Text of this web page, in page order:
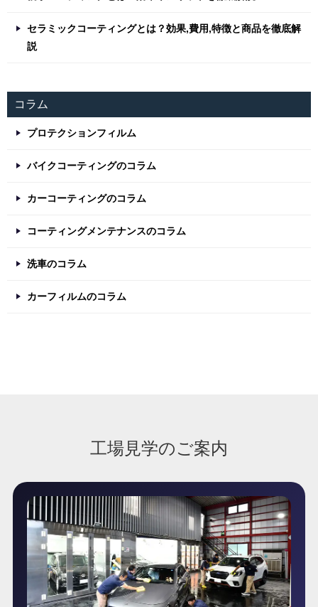
セラミックコーティングとは？効果,費用,特徴と商品を徹底解
説
コラム
プロテクションフィルム
バイクコーティングのコラム
カーコーティングのコラム
コーティングメンテナンスのコラム
洗車のコラム
カーフィルムのコラム
工場見学のご案内